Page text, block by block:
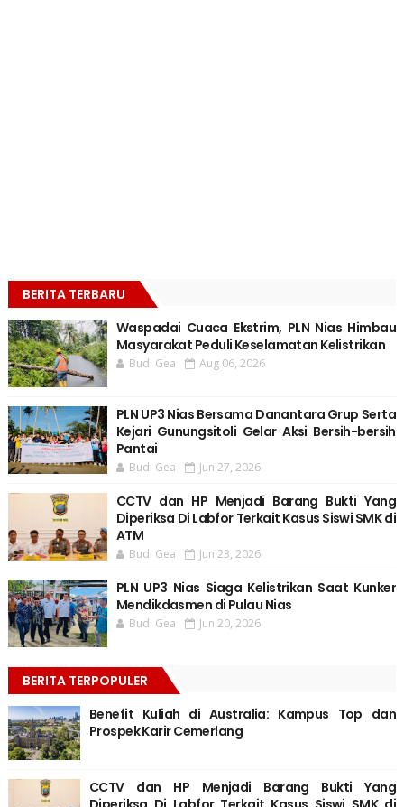
BERITA TERBARU
Waspadai Cuaca Ekstrim, PLN Nias Himbau
Masyarakat Peduli Keselamatan Kelistrikan
Budi Gea Aug 06, 2026
PLN UP3 Nias Bersama Danantara Grup Serta
Kejari Gunungsitoli Gelar Aksi Bersih-bersih
Pantai
Budi Gea Jun 27, 2026
CCTV dan HP Menjadi Barang Bukti Yang
Diperiksa Di Labfor Terkait Kasus Siswi SMK di
ATM
Budi Gea Jun 23, 2026
PLN UP3 Nias Siaga Kelistrikan Saat Kunker
Mendikdasmen di Pulau Nias
Budi Gea Jun 20, 2026
BERITA TERPOPULER
Benefit Kuliah di Australia: Kampus Top dan
Prospek Karir Cemerlang
CCTV dan HP Menjadi Barang Bukti Yang